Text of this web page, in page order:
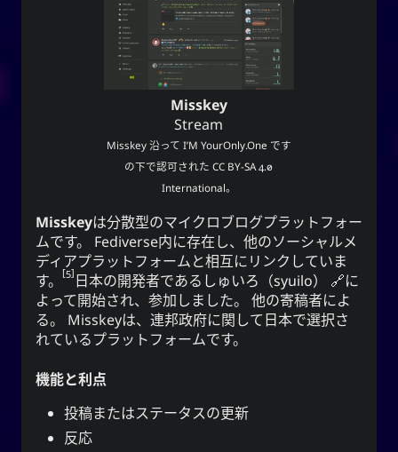
Misskey
Stream
Misskey沿って I’M YourOnly.One です
の下で認可されたCC BY-SA 4.0
International。
Misskeyは分散型のマイクロブログプラットフォー
ムです。 Fediverse内に存在し、他のソーシャルメ
ディアプラットフォームと相互にリンクしていま
す。
5 日本の開発者である しゅいろ（syuilo）
に
よって開始され、参加しました。 他の寄稿者によ
る。 Misskeyは、連邦政府に関して日本で選択さ
れているプラットフォームです。
機能と利点
投稿またはステータスの更新
反応